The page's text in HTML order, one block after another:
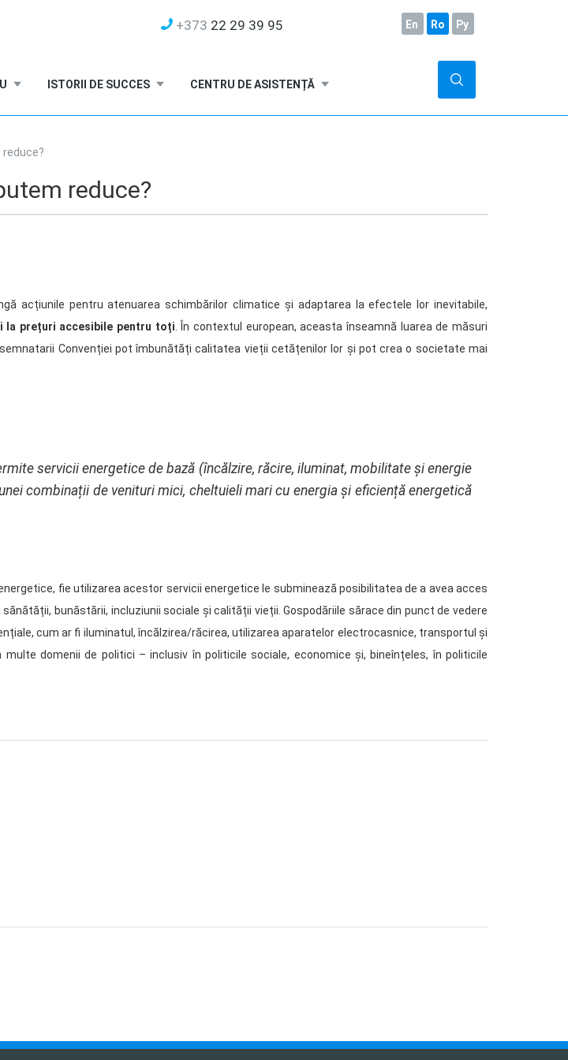
+373 22 29 39 95 En Ro Ру
ISTORII DE SUCCES CENTRU DE ASISTENȚĂ
reduce?
acțiunile pentru atenuarea schimbărilor climatice și adaptarea la efectele lor inevitabile,
la prețuri accesibile pentru toți . În contextul european, aceasta înseamnă luarea de măsuri
Convenției pot îmbunătăți calitatea vieții cetățenilor lor și pot crea o societate mai
servicii energetice de bază (încălzire, răcire, iluminat, mobilitate și energie
combinații de venituri mici, cheltuieli mari cu energia și eficiență energetică
fie utilizarea acestor servicii energetice le subminează posibilitatea de a avea acces
bunăstării, incluziunii sociale și calității vieții. Gospodăriile sărace din punct de vedere
cum ar fi iluminatul, încălzirea/răcirea, utilizarea aparatelor electrocasnice, transportul și
domenii de politici – inclusiv în politicile sociale, economice și, bineînțeles, în politicile